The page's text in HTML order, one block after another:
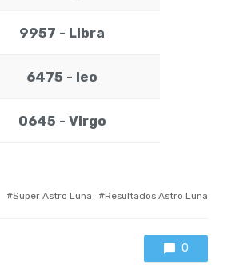
9957 - Libra
6475 - leo
0645 - Virgo
Super Astro Luna Resultados Astro Luna
0